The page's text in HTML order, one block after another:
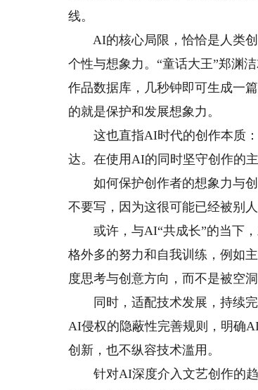
线。
AI的核心局限，恰恰是人类创
个性与想象力。“童话大王”郑渊
作品数据库，几秒钟即可生成一
的就是保护和发展想象力。
这也直指AI时代的创作本质：
达。在使用AI的同时坚守创作的
如何保护创作者的想象力与创
不要写，因为这很可能已经被别
或许，与AI“共成长”的当下，
格外多的努力和自我训练，例如
度思考与创意方向，而不是被空
同时，适配技术发展，持续完
AI侵权的隐蔽性完善规则，明确
创新，也不纵容技术滥用。
针对AI深度介入文艺创作的趋